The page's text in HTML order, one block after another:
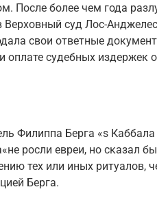
После более чем года
суд Лос-
свои ответные
оплате судебных издержек
Филиппа Берга «s Каббала
росли евреи, но сказал
тех или иных ритуалов,
Берга.